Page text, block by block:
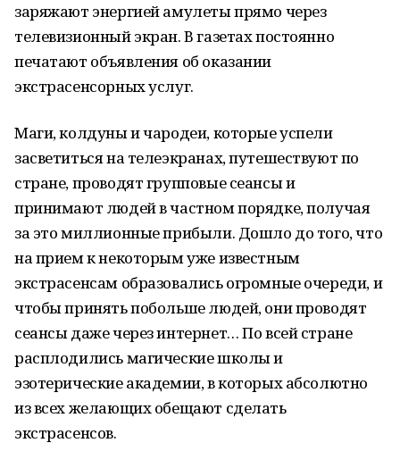
заряжают энергией амулеты прямо через
телевизионный экран. В газетах постоянно
печатают объявления об оказании
экстрасенсорных услуг.
Маги, колдуны и чародеи, которые успели
засветиться на телеэкранах, путешествуют по
стране, проводят групповые сеансы и
принимают людей в частном порядке, получая
за это миллионные прибыли. Дошло до того, что
на прием к некоторым уже известным
экстрасенсам образовались огромные очереди, и
чтобы принять побольше людей, они проводят
сеансы даже через интернет… По всей стране
расплодились магические школы и
эзотерические академии, в которых абсолютно
из всех желающих обещают сделать
экстрасенсов.